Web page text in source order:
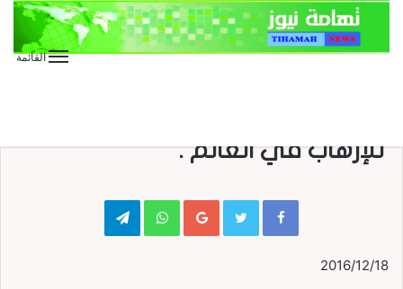
القائمة
للإرهاب في العالم .
Google+
WhatsApp
Telegram
2016/12/18